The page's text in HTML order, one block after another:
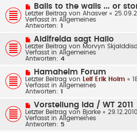
r
a
g
N
e
u
e
r
e
i
t
r
Balls to the walls ... or
Letzter Beitrag von Ahasver «
Verfasst in Allgemeines
Antworten: 1
N
e
u
e
r
B
e
i
t
r
g
Aldifreida sagt Hallo
Letzter Beitrag von Morvyn
Verfasst in Allgemeines
Antworten: 4
N
e
u
e
r
B
i
t
r
Hamaheim Forum
Letzter Beitrag von Leif Erik Holm «
Verfasst in Allgemeines
Antworten: 1
N
e
u
e
r
Vorstellung Ida / WT 2011
Letzter Beitrag von Bjarke «
Verfasst in Allgemeines
Antworten: 5